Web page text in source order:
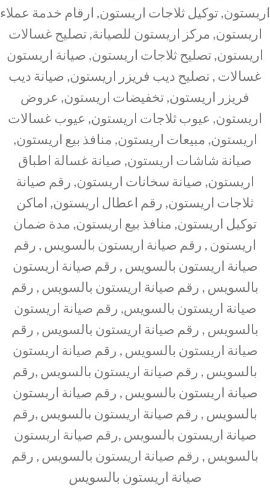
اريستون, توكيل ثلاجات اريستون, ارقام خدمة عملاء
اريستون, مركز اريستون للصيانة, تصليح غسالات
اريستون, تصليح ثلاجات اريستون, صيانة اريستون
غسالات , تصليح ديب فريزر اريستون, صيانة ديب
فريزر اريستون, تخفيضات اريستون, عروض
اريستون, عيوب ثلاجات اريستون, عيوب غسالات
اريستون, مبيعات اريستون, منافذ بيع اريستون,
صيانة شاشات اريستون, صيانة غسالة اطباق
اريستون, صيانة سخانات اريستون, رقم صيانة
ثلاجات اريستون, رقم اعطال اريستون, اماكن
توكيل اريستون, منافذ بيع اريستون, مدة ضمان
اريستون , رقم صيانة اريستون بالسويس , رقم
صيانة اريستون بالسويس , رقم صيانة اريستون
بالسويس , رقم صيانة اريستون بالسويس , رقم
صيانة اريستون بالسويس, رقم صيانة اريستون
بالسويس , رقم صيانة اريستون بالسويس , رقم
صيانة اريستون بالسويس , رقم صيانة اريستون
بالسويس , رقم صيانة اريستون بالسويس ,رقم
صيانة اريستون بالسويس , رقم صيانة اريستون
بالسويس , رقم صيانة اريستون بالسويس ,رقم
صيانة اريستون بالسويس ,رقم صيانة اريستون
بالسويس , رقم صيانة اريستون بالسويس , رقم
صيانة اريستون بالسويس